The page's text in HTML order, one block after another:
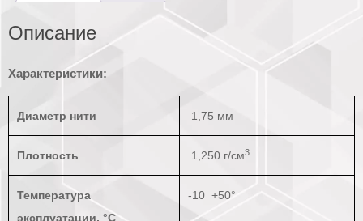
Описание
Характеристики:
Диаметр нити 1,75 мм
Плотность 1,250 г/см3
Температура
эксплуатации, °С
-10 +50°